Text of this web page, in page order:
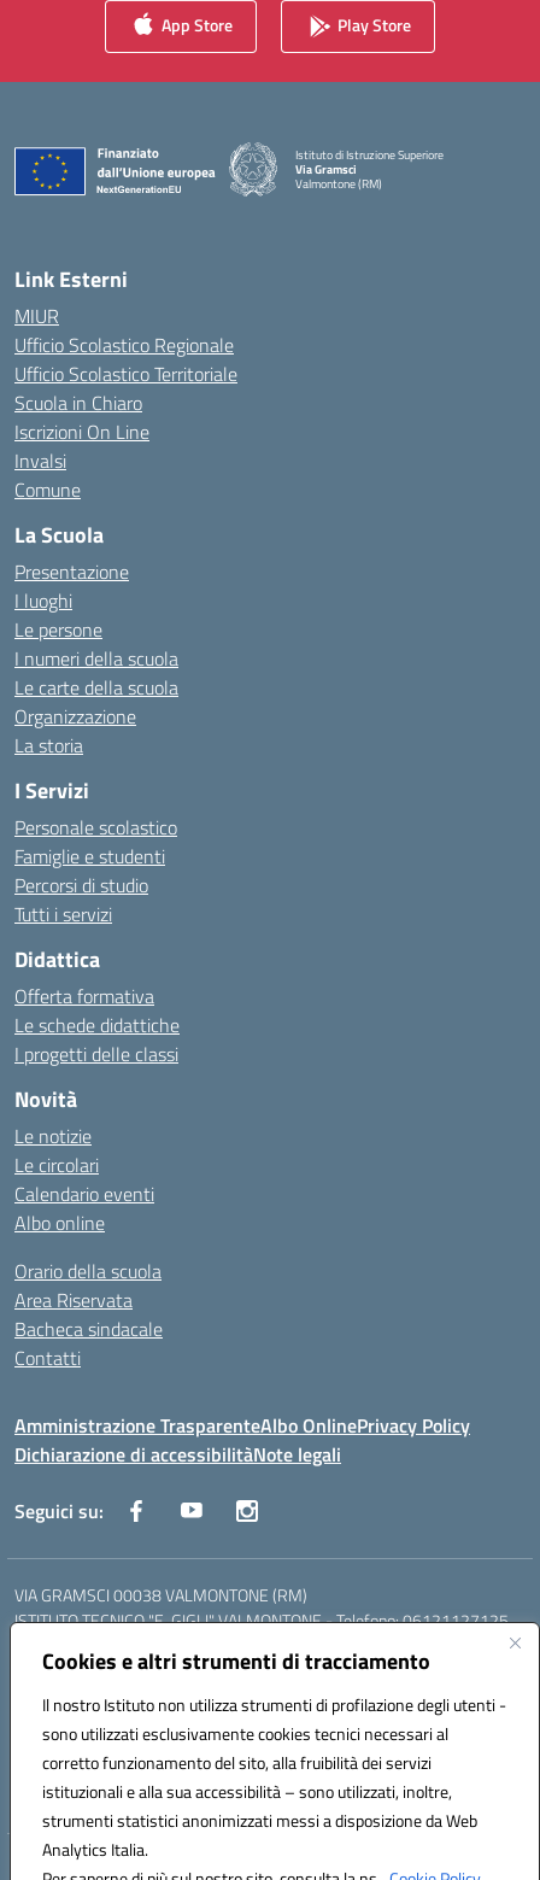
Cookies e altri strumenti di tracciamento
Il nostro Istituto non utilizza strumenti di profilazione degli utenti -
sono utilizzati esclusivamente cookies tecnici necessari al
corretto funzionamento del sito, alla fruibilità dei servizi
istituzionali e alla sua accessibilità – sono utilizzati, inoltre,
strumenti statistici anonimizzati messi a disposizione da Web
Analytics Italia.
App Store Play Store
Istituto di Istruzione Superiore
Via Gramsci
Valmontone (RM)
Link Esterni
MIUR
Ufficio Scolastico Regionale
Ufficio Scolastico Territoriale
Scuola in Chiaro
Iscrizioni On Line
Invalsi
Comune
La Scuola
Presentazione
I luoghi
Le persone
I numeri della scuola
Le carte della scuola
Organizzazione
La storia
I Servizi
Personale scolastico
Famiglie e studenti
Percorsi di studio
Tutti i servizi
Didattica
Offerta formativa
Le schede didattiche
I progetti delle classi
Novità
Le notizie
Le circolari
Calendario eventi
Albo online
Orario della scuola
Area Riservata
Bacheca sindacale
Contatti
Amministrazione TrasparenteAlbo OnlinePrivacy Policy
Dichiarazione di accessibilitàNote legali
Seguici su:
VIA GRAMSCI 00038 VALMONTONE (RM)
ISTITUTO TECNICO "E. GIGLI" VALMONTONE - Telefono: 06121127125
06121126825
LICEO DELLE SCIENZE UMANE "P.L. NERVI" SEGNI - Telefono:
Mail: RMIS099002@istruzione.it - PEC: RMIS099002@pec.istruzione.it
Codice meccanografico: RMIS099002
Codice fiscale: 95036960581
Hosting & Powered by 3D Solution S.r.l.